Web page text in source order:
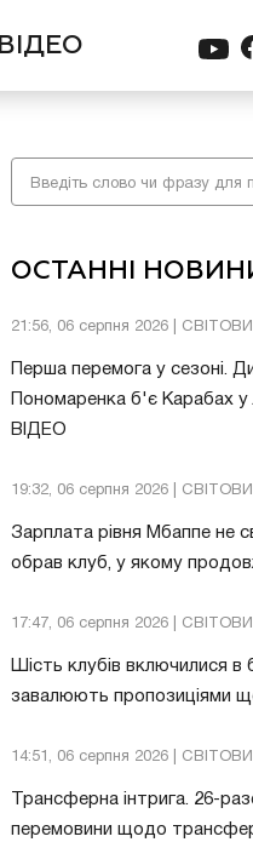
ВІДЕО
ОСТАННІ
21:56, 06 серпня 2026 |
Перша перемога у сезоні.
Пономаренка б'є Карабах у
ВІДЕО
19:32, 06 серпня 2026 |
Зарплата рівня Мбаппе не
обрав клуб, у якому
17:47, 06 серпня 2026 |
Шість клубів включилися в
завалюють пропозиціями
14:51, 06 серпня 2026 |
Трансферна інтрига. 26-
перемовини щодо